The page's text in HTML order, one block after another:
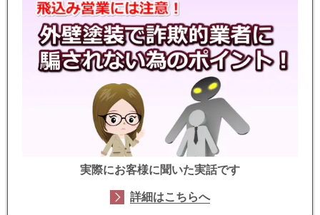
実際にお客様に聞いた実話です
詳細はこちらへ